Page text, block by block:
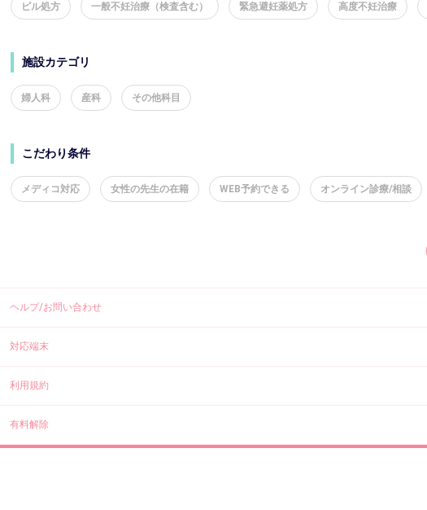
ピル処方 一般不妊治療（検査含む） 緊急避妊薬処方 高度不妊治療
施設カテゴリ
婦人科 産科 その他科目
こだわり条件
メディコ対応 女性の先生の在籍 WEB予約できる オンライン診療/相談
ヘルプ/お問い合わせ
対応端末
利用規約
有料解除